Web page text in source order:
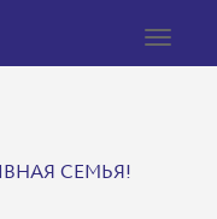
Toggle
СЕМЬЯ!